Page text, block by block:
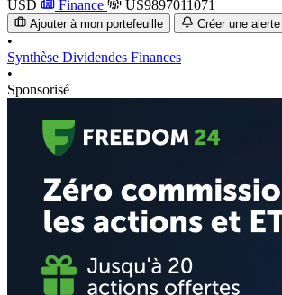
USD
Finance US9897011071
Ajouter à mon portefeuille Créer une alerte
•
Synthèse Dividendes Finances
•
Sponsorisé